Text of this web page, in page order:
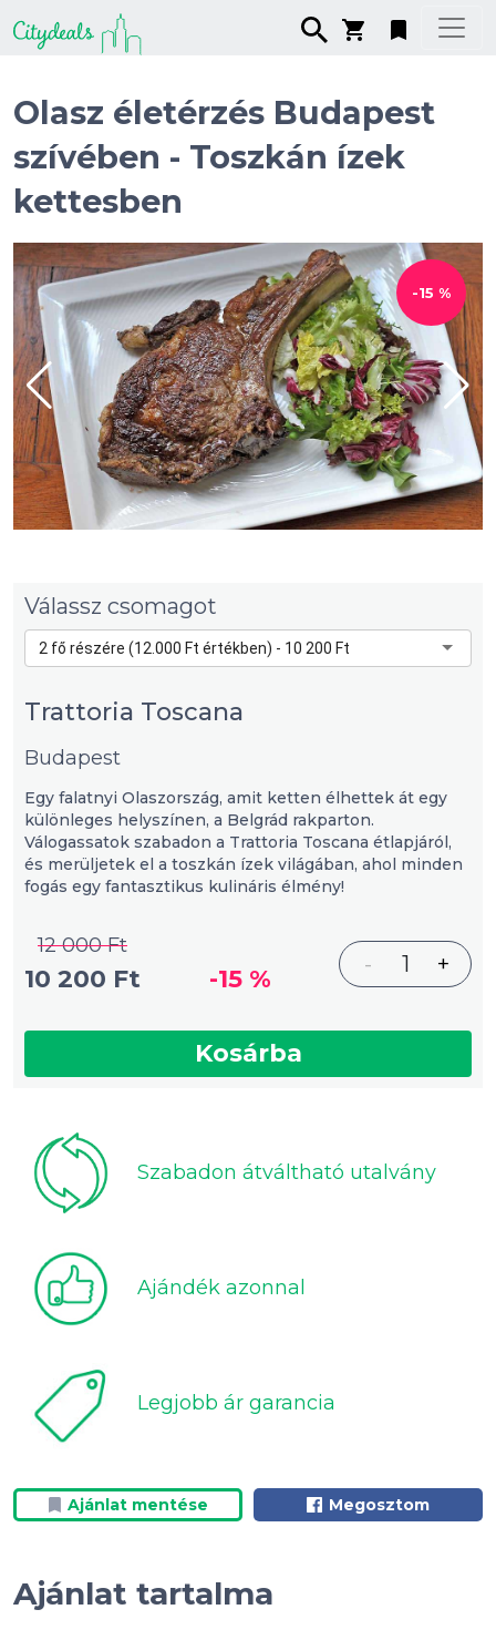
Olasz életérzés Budapest
szívében - Toszkán ízek
kettesben
-15 %
Válassz csomagot
2 fő részére (12.000 Ft értékben) - 10 200 Ft
Trattoria Toscana
Budapest
Egy falatnyi Olaszország, amit ketten élhettek át egy
különleges helyszínen, a Belgrád rakparton.
Válogassatok szabadon a Trattoria Toscana étlapjáról,
és merüljetek el a toszkán ízek világában, ahol minden
fogás egy fantasztikus kulináris élmény!
12 000 Ft
10 200 Ft -15 % - 1 +
Kosárba
Szabadon átváltható utalvány
Ajándék azonnal
Legjobb ár garancia
Ajánlat mentése Megosztom
Ajánlat tartalma